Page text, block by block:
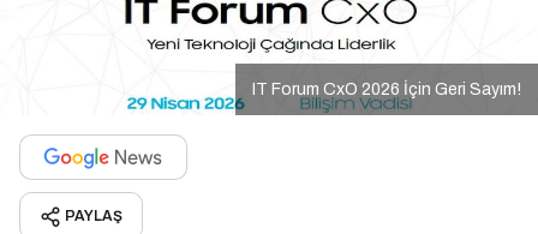
IT Forum CxO 2026 İçin Geri Sayım!
PAYLAŞ